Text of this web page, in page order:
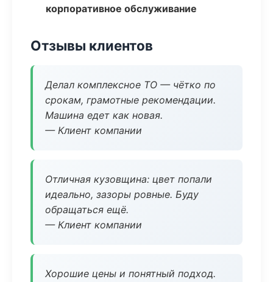
корпоративное обслуживание
Отзывы клиентов
Делал комплексное ТО — чётко по
срокам, грамотные рекомендации.
Машина едет как новая.
— Клиент компании
Отличная кузовщина: цвет попали
идеально, зазоры ровные. Буду
обращаться ещё.
— Клиент компании
Хорошие цены и понятный подход.